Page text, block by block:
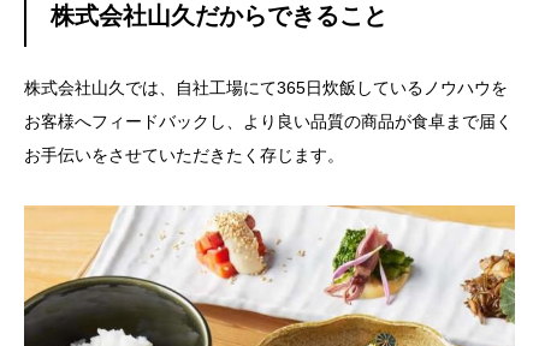
株式会社山久だからできること
株式会社山久では、自社工場にて365日炊飯しているノウハウを
お客様へフィードバックし、より良い品質の商品が食卓まで届く
お手伝いをさせていただきたく存じます。